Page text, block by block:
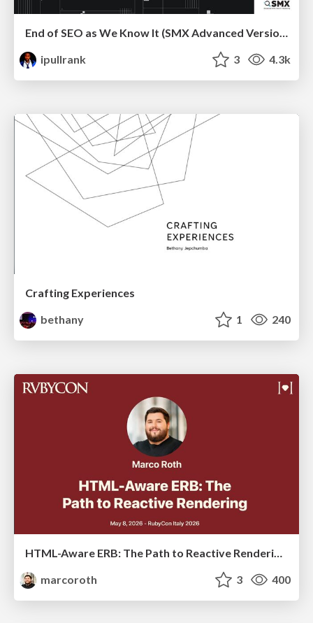
ipullrank
3 4.3k
Crafting Experiences
bethany
1 240
HTML-Aware ERB: The Path to Reactive Rendering @ RubyCon 2026, Rimini, Italy
marcoroth
3 400